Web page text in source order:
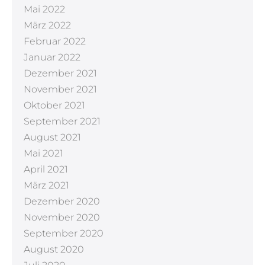
Mai 2022
März 2022
Februar 2022
Januar 2022
Dezember 2021
November 2021
Oktober 2021
September 2021
August 2021
Mai 2021
April 2021
März 2021
Dezember 2020
November 2020
September 2020
August 2020